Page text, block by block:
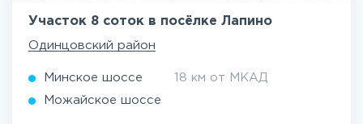
Участок 8 соток в посёлке Лапино
Одинцовский район
Минское шоссе 18 км от МКАД
Можайское шоссе